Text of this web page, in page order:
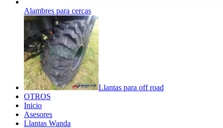
Alambres para cercas
Llantas para off road
OTROS
Inicio
Asesores
Llantas Wanda